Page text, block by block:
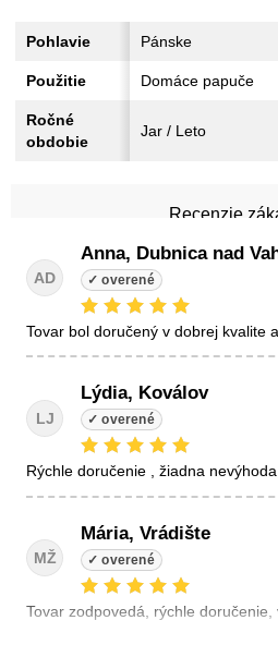
Recenzie
AD
Anna, Dubnica nad
tovar bol doručený v dobrej kvalite
LJ
Lýdia, Koválov
Rýchle doručenie , žiadna
MŽ
Mária, Vrádište
Tovar zodpovedá, rýchle
Pohlavie Pánske
Použitie Domáce papuče
Ročné
obdobie
Jar / Leto